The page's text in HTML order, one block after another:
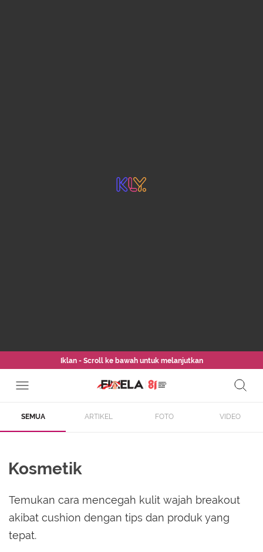
Iklan - Scroll ke bawah untuk melanjutkan
SEMUA ARTIKEL FOTO VIDEO
Kosmetik
Temukan cara mencegah kulit wajah breakout
akibat cushion dengan tips dan produk yang
tepat.